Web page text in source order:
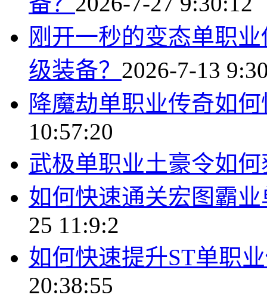
刚开一秒的变态单职
级装备？ 2026-7-13
降魔劫单职业传奇如
10:57:20
武极单职业土豪令如
如何快速通关宏图霸
25 11:9:2
如何快速提升ST单职
20:38:55